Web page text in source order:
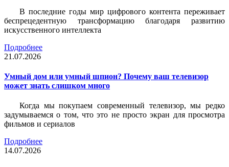
В последние годы мир цифрового контента переживает
беспрецедентную трансформацию благодаря развитию
искусственного интеллекта
Подробнее
21.07.2026
Умный дом или умный шпион? Почему ваш телевизор
может знать слишком много
Когда мы покупаем современный телевизор, мы редко
задумываемся о том, что это не просто экран для просмотра
фильмов и сериалов
Подробнее
14.07.2026